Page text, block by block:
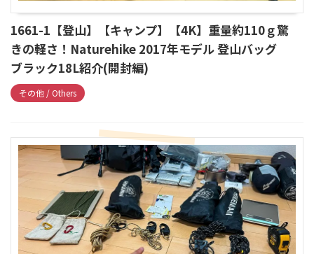
1661-1【登山】【キャンプ】【4K】重量約110ｇ驚
きの軽さ！Naturehike 2017年モデル 登山バッグ
ブラック18L紹介(開封編)
その他 / Others